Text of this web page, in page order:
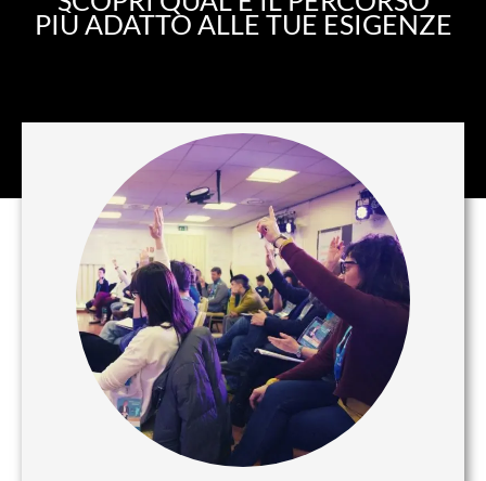
PIÙ ADATTO ALLE TUE ESIGENZE